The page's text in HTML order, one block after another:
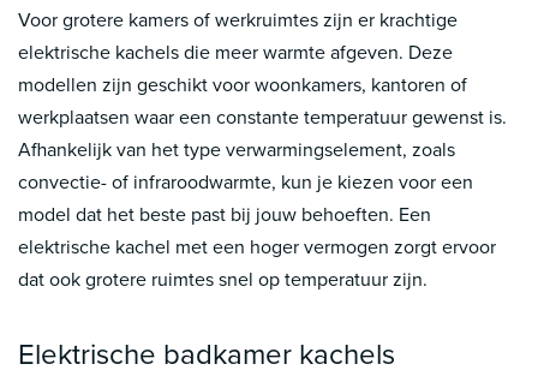
Voor grotere kamers of werkruimtes zijn er krachtige
elektrische kachels die meer warmte afgeven. Deze
modellen zijn geschikt voor woonkamers, kantoren of
werkplaatsen waar een constante temperatuur gewenst is.
Afhankelijk van het type verwarmingselement, zoals
convectie- of infraroodwarmte, kun je kiezen voor een
model dat het beste past bij jouw behoeften. Een
elektrische kachel met een hoger vermogen zorgt ervoor
dat ook grotere ruimtes snel op temperatuur zijn.
Elektrische badkamer kachels